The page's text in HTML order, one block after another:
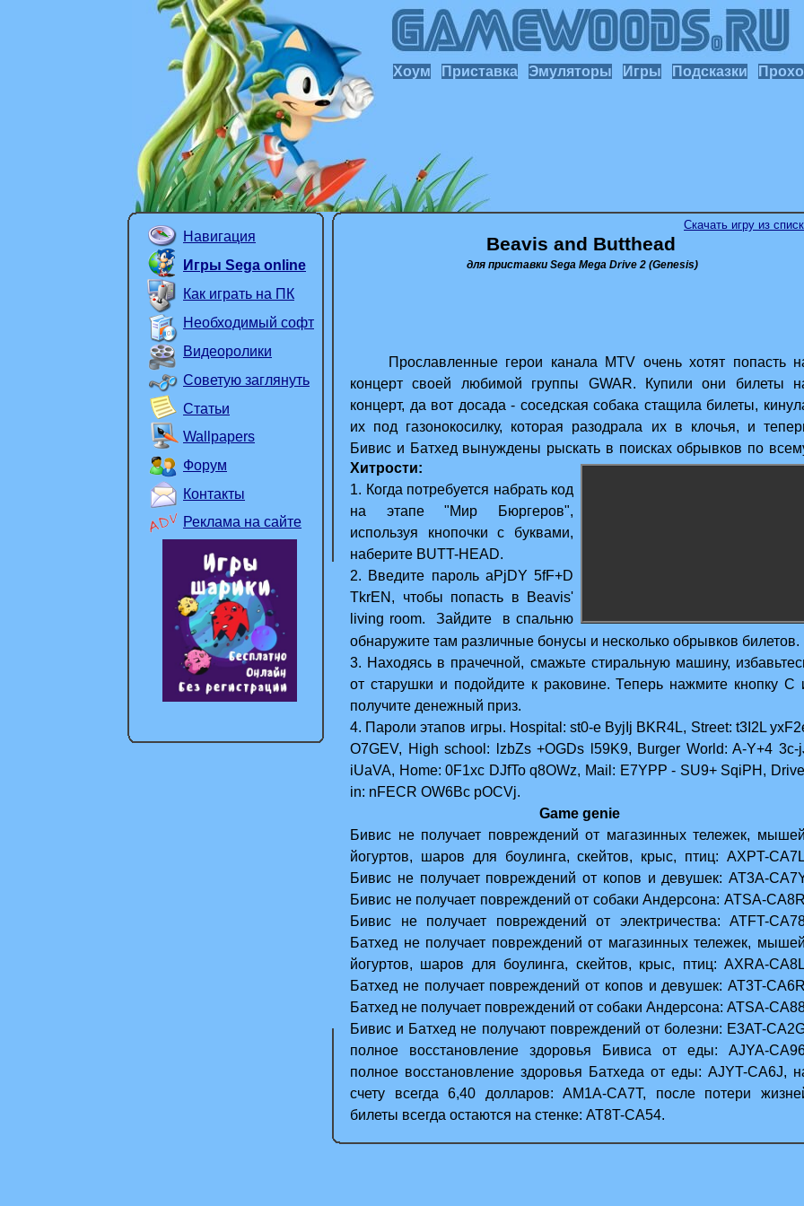
Beavis and Butthead
Прославленные герои канала MTV очень хотят попасть
концерт своей любимой группы GWAR. Купили они билеты
концерт, да вот досада - соседская собака стащила билеты,
их под газонокосилку, которая разодрала их в клочья, и
Бивис и Батхед вынуждены рыскать в поисках обрывков по
городу.
Хитрости:
1. Когда потребуется набрать код
на этапе "Мир Бюргеров",
используя кнопочки с буквами,
наберите BUTT-HEAD.
2. Введите пароль aPjDY 5fF+D
TkrEN, чтобы попасть в Beavis'
living room. Зайдите в спальню
и
обнаружите там различные бонусы и несколько обрывков билетов.
3. Находясь в прачечной, смажьте стиральную машину,
от старушки и подойдите к раковине. Теперь нажмите кнопку С
получите денежный приз.
4. Пароли этапов игры. Hospital: st0-e ByjIj BKR4L, Street: t3I2L
O7GEV, High school: lzbZs +OGDs l59K9, Burger World: A-Y+4 3c-
iUaVA, Home: 0F1xc DJfTo q8OWz, Mail: E7YPP - SU9+ SqiPH,
in: nFECR OW6Bc pOCVj.
Game genie
Бивис не получает повреждений от магазинных тележек,
йогуртов, шаров для боулинга, скейтов, крыс, птиц: AXPT-
Бивис не получает повреждений от копов и девушек: AT3A-
Бивис не получает повреждений от собаки Андерсона: ATSA-
Бивис не получает повреждений от электричества: ATFT-
Батхед не получает повреждений от магазинных тележек,
йогуртов, шаров для боулинга, скейтов, крыс, птиц: AXRA-
Батхед не получает повреждений от копов и девушек: AT3T-
Батхед не получает повреждений от собаки Андерсона: ATSA-
Бивис и Батхед не получают повреждений от болезни: E3AT-
полное восстановление здоровья Бивиса от еды: AJYA-
полное восстановление здоровья Батхеда от еды: AJYT-CA6J,
счету всегда 6,40 долларов: AM1A-CA7T, после потери
билеты всегда остаются на стенке: AT8T-CA54.
Хоум Приставка Эмуляторы Игры Подсказки
Скачать игру из
для приставки Sega Mega Drive 2 (Genesis)
Навигация
Как играть на ПК
Необходимый софт
Советую заглянуть
Wallpapers
Контакты
Форум
Реклама на сайте
Статьи
Видеоролики
Игры Sega online